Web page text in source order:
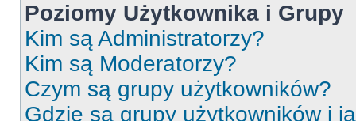
Poziomy Użytkownika i Grupy
Kim są Administratorzy?
Kim są Moderatorzy?
Czym są grupy użytkowników?
Gdzie są grupy użytkowników i